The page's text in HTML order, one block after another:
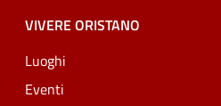
VIVERE ORISTANO
Luoghi
Eventi